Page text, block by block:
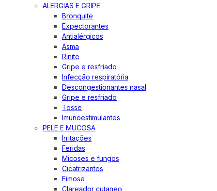
ALERGIAS E GRIPE
Bronquite
Expectorantes
Antialérgicos
Asma
Rinite
Gripe e resfriado
Infecção respiratória
Descongestionantes nasal
Gripe e resfriado
Tosse
Imunoestimulantes
PELE E MUCOSA
Irritações
Feridas
Micoses e fungos
Cicatrizantes
Fimose
Clareador cutaneo